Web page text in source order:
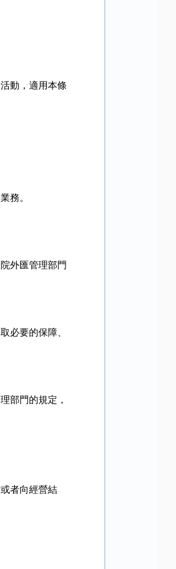
動，適用本條
務。
外匯管理部門
必要的保障、
部門的規定，
者向經營結